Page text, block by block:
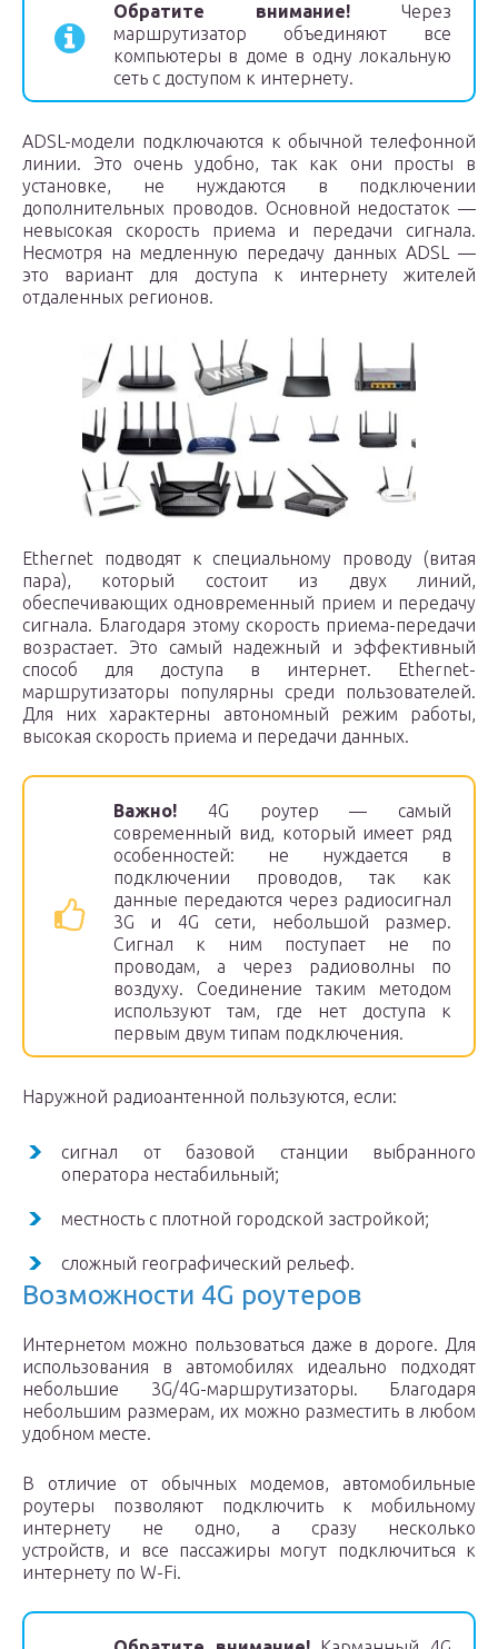
Обратите внимание! Через
маршрутизатор объединяют все
компьютеры в доме в одну локальную
сеть с доступом к интернету.
ADSL-модели подключаются к обычной телефонной
линии. Это очень удобно, так как они просты в
установке, не нуждаются в подключении
дополнительных проводов. Основной недостаток —
невысокая скорость приема и передачи сигнала.
Несмотря на медленную передачу данных ADSL —
это вариант для доступа к интернету жителей
отдаленных регионов.
Ethernet подводят к специальному проводу (витая
пара), который состоит из двух линий,
обеспечивающих одновременный прием и передачу
сигнала. Благодаря этому скорость приема-передачи
возрастает. Это самый надежный и эффективный
способ для доступа в интернет. Ethernet-
маршрутизаторы популярны среди пользователей.
Для них характерны автономный режим работы,
высокая скорость приема и передачи данных.
Важно! 4G роутер — самый
современный вид, который имеет ряд
особенностей: не нуждается в
подключении проводов, так как
данные передаются через радиосигнал
3G и 4G сети, небольшой размер.
Сигнал к ним поступает не по
проводам, а через радиоволны по
воздуху. Соединение таким методом
используют там, где нет доступа к
первым двум типам подключения.
Наружной радиоантенной пользуются, если:
сигнал от базовой станции выбранного
оператора нестабильный;
местность с плотной городской застройкой;
сложный географический рельеф.
Возможности 4G роутеров
Интернетом можно пользоваться даже в дороге. Для
использования в автомобилях идеально подходят
небольшие 3G/4G-маршрутизаторы. Благодаря
небольшим размерам, их можно разместить в любом
удобном месте.
В отличие от обычных модемов, автомобильные
роутеры позволяют подключить к мобильному
интернету не одно, а сразу несколько
устройств, и все пассажиры могут подключиться к
интернету по W-Fi.